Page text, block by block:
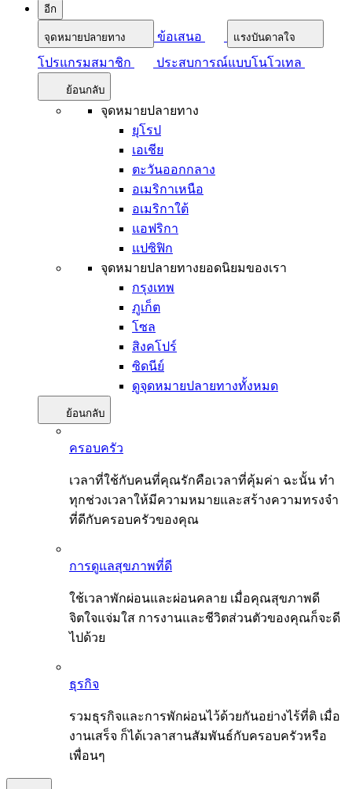
อีก
จุดหมายปลายทาง ข้อเสนอ แรงบันดาลใจ
โปรแกรมสมาชิก ประสบการณ์แบบโนโวเทล
ย้อนกลับ
จุดหมายปลายทาง
ยุโรป
เอเชีย
ตะวันออกกลาง
อเมริกาเหนือ
อเมริกาใต้
แอฟริกา
แปซิฟิก
จุดหมายปลายทางยอดนิยมของเรา
กรุงเทพ
ภูเก็ต
โซล
สิงคโปร์
ซิดนีย์
ดูจุดหมายปลายทางทั้งหมด
ย้อนกลับ
ครอบครัว
เวลาที่ใช้กับคนที่คุณรักคือเวลาที่คุ้มค่า ฉะนั้น ทำ
ทุกช่วงเวลาให้มีความหมายและสร้างความทรงจำ
ที่ดีกับครอบครัวของคุณ
การดูแลสุขภาพที่ดี
ใช้เวลาพักผ่อนและผ่อนคลาย เมื่อคุณสุขภาพดี
จิตใจแจ่มใส การงานและชีวิตส่วนตัวของคุณก็จะดี
ไปด้วย
ธุรกิจ
รวมธุรกิจและการพักผ่อนไว้ด้วยกันอย่างไร้ที่ติ เมื่อ
งานเสร็จ ก็ได้เวลาสานสัมพันธ์กับครอบครัวหรือ
เพื่อนๆ